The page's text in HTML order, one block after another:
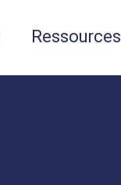
Ressources